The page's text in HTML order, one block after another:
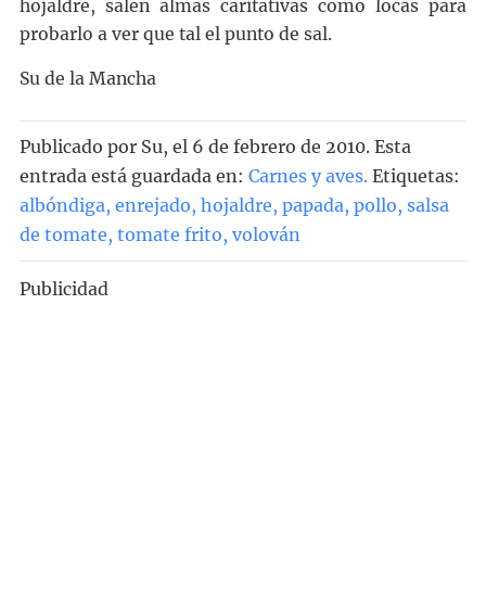
hojaldre, salen almas caritativas como locas para
probarlo a ver que tal el punto de sal.
Su de la Mancha
Publicado por Su, el 6 de febrero de 2010. Esta
entrada está guardada en: Carnes y aves. Etiquetas:
albóndiga, enrejado, hojaldre, papada, pollo, salsa
de tomate, tomate frito, volován
Publicidad